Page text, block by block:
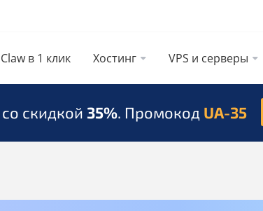
в 1 клик Хостинг VPS и серверы
со скидкой 35%. Промокод UA-35